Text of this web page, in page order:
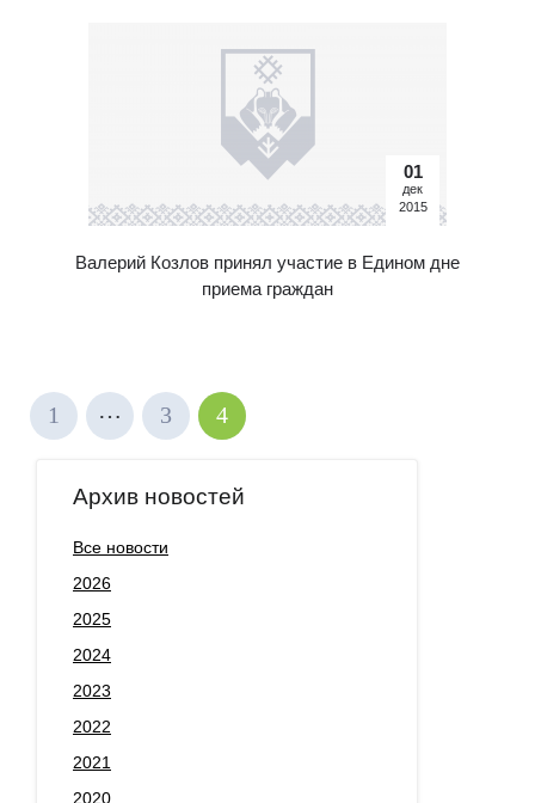
Валерий Козлов принял участие в Едином дне
приема граждан
01
дек
2015
1 … 3 4
Архив новостей
Все новости
2026
2025
2024
2023
2022
2021
2020